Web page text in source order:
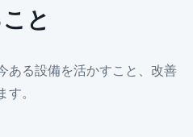
と
ある設備を活かすこと、改善
。